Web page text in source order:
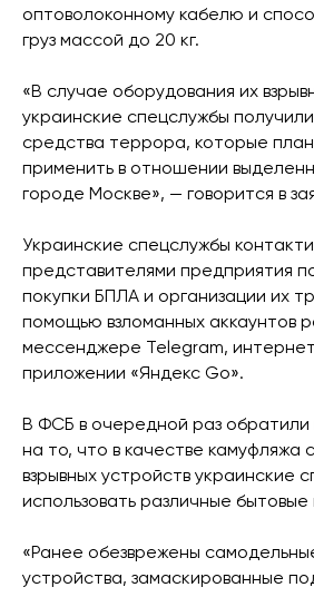
оптоволоконному кабелю и
груз массой до 20 кг.
«В случае оборудования их
украинские спецслужбы
средства террора, которые
применить в отношении
городе Москве», — говорится в
Украинские спецслужбы
представителями предприятия
покупки БПЛА и организации их
помощью взломанных аккаунтов
мессенджере Telegram,
приложении «Яндекс Gо».
В ФСБ в очередной раз
на то, что в качестве камуфляжа
взрывных устройств украинские
использовать различные
«Ранее обезврежены
устройства, замаскированные